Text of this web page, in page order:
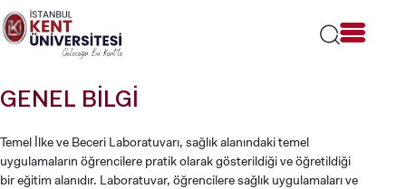
Lütfen
dikkat:
Bu
bir
sistemi
içerir.
GENEL BİLGİ
Temel İlke ve Beceri Laboratuvarı, sağlık alanındaki temel
uygulamaların öğrencilere pratik olarak gösterildiği ve öğretildiği
bir eğitim alanıdır. Laboratuvar, öğrencilere sağlık uygulamaları ve